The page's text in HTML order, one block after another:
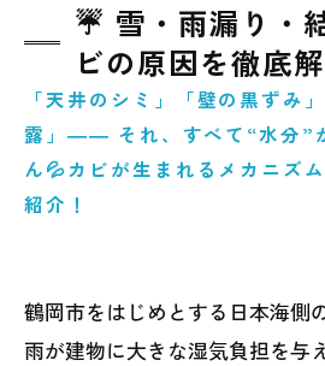
☔ 雪・雨漏り・
ビの原因を徹底
「天井のシミ」「壁の黒ずみ
露」―― それ、すべて“水分”
ん💦カビが生まれるメカニズ
紹介！
鶴岡市をはじめとする日本海側
雨が建物に大きな湿気負担を与